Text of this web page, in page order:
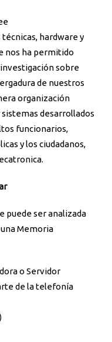
hardware y
nos ha permitido
sobre
de nuestros
organización
desarrollados
funcionarios,
y los ciudadanos,
puede ser analizada
Memoria
o Servidor
de la telefonía